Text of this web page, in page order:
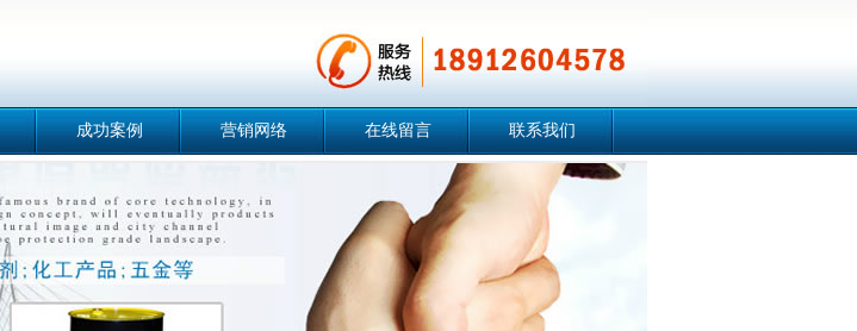
成功案例 营销网络 在线留言 联系我们